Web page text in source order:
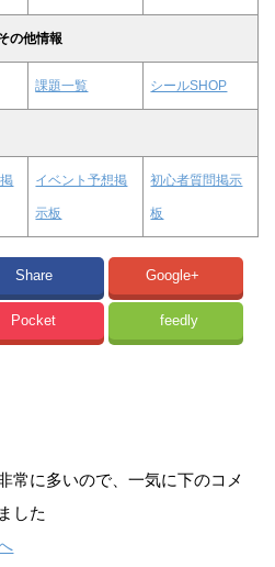
の他情報
課題一覧 シールSHOP
イベント予想掲
示板
初心者質問掲示
板
Share Google+
Pocket feedly
常に多いので、一気に下のコメ
した